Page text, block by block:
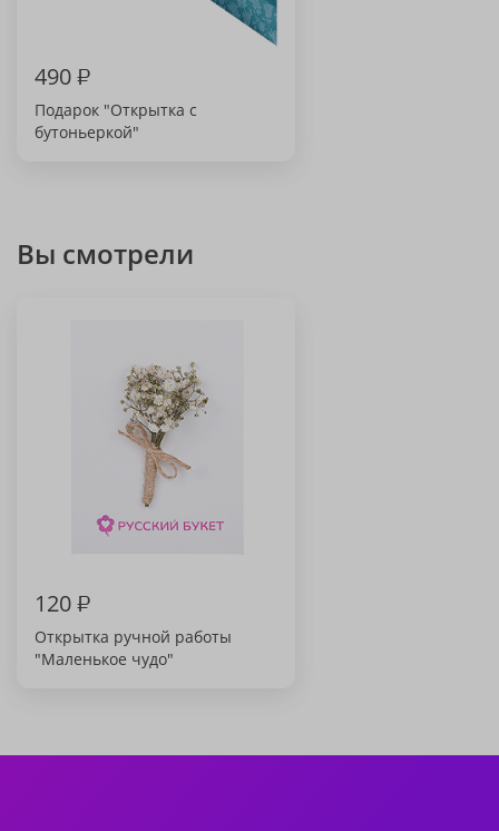
490₽
Подарок "Открытка с
бутоньеркой"
Вы смотрели
120₽
Открытка ручной работы
"Маленькое чудо"